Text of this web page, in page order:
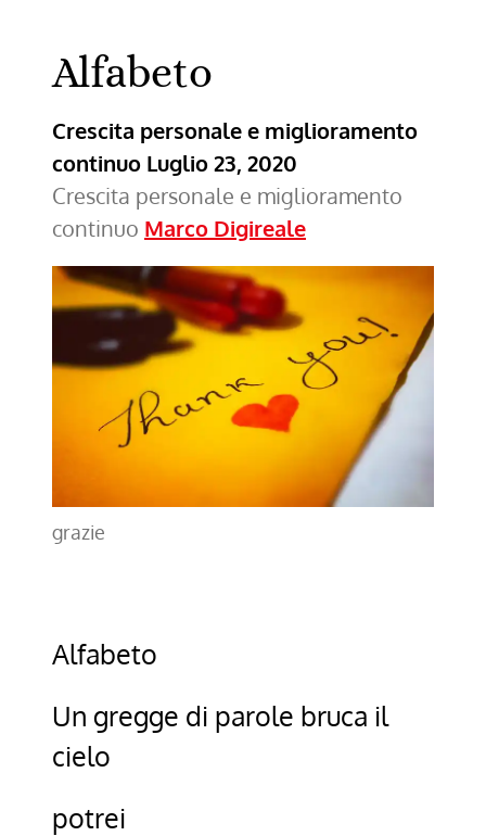
Alfabeto
Crescita personale e miglioramento
continuo Luglio 23, 2020
Crescita personale e miglioramento
continuo Marco Digireale
grazie
Alfabeto
Un gregge di parole bruca il
cielo
potrei